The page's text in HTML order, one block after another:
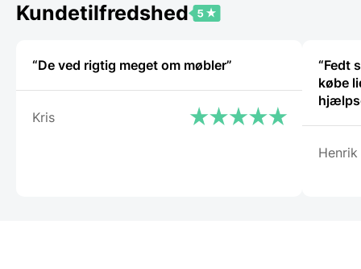
Kundetilfredshed
“De ved rigtig meget om møbler”
Kris
“Fedt
købe